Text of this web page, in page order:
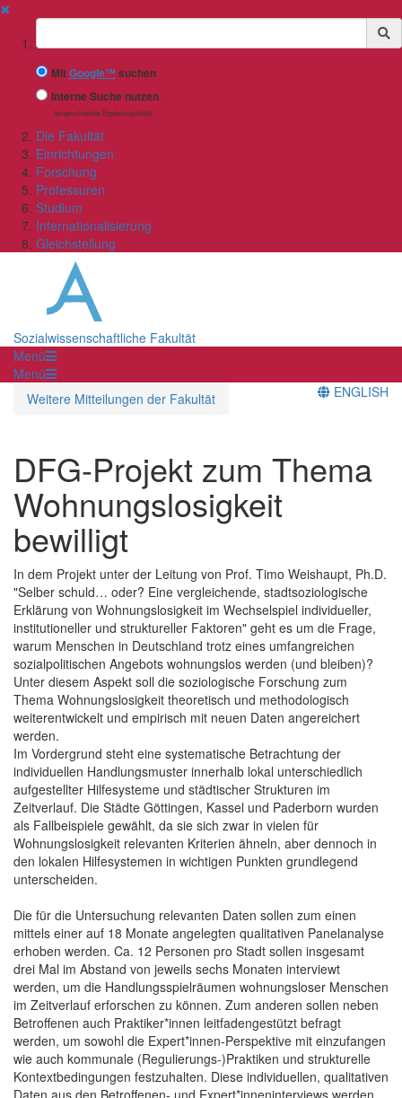
✖
Suchbegriff
MitGoogle™ suchen
Interne Suche nutzen
(eingeschränkte Ergebnisqualität)
Die Fakultät
Einrichtungen
Forschung
Professuren
Studium
Internationalisierung
Gleichstellung
Sozialwissenschaftliche Fakultät
Menü
Menü
Weitere Mitteilungen der Fakultät
ENGLISH
DFG-Projekt zum Thema
Wohnungslosigkeit
bewilligt
In dem Projekt unter der Leitung von Prof. Timo Weishaupt, Ph.D.
"Selber schuld… oder? Eine vergleichende, stadtsoziologische
Erklärung von Wohnungslosigkeit im Wechselspiel individueller,
institutioneller und struktureller Faktoren" geht es um die Frage,
warum Menschen in Deutschland trotz eines umfangreichen
sozialpolitischen Angebots wohnungslos werden (und bleiben)?
Unter diesem Aspekt soll die soziologische Forschung zum
Thema Wohnungslosigkeit theoretisch und methodologisch
weiterentwickelt und empirisch mit neuen Daten angereichert
werden.
Im Vordergrund steht eine systematische Betrachtung der
individuellen Handlungsmuster innerhalb lokal unterschiedlich
aufgestellter Hilfesysteme und städtischer Strukturen im
Zeitverlauf. Die Städte Göttingen, Kassel und Paderborn wurden
als Fallbeispiele gewählt, da sie sich zwar in vielen für
Wohnungslosigkeit relevanten Kriterien ähneln, aber dennoch in
den lokalen Hilfesystemen in wichtigen Punkten grundlegend
unterscheiden.
Die für die Untersuchung relevanten Daten sollen zum einen
mittels einer auf 18 Monate angelegten qualitativen Panelanalyse
erhoben werden. Ca. 12 Personen pro Stadt sollen insgesamt
drei Mal im Abstand von jeweils sechs Monaten interviewt
werden, um die Handlungsspielräumen wohnungsloser Menschen
im Zeitverlauf erforschen zu können. Zum anderen sollen neben
Betroffenen auch Praktiker*innen leitfadengestützt befragt
werden, um sowohl die Expert*innen-Perspektive mit einzufangen
wie auch kommunale (Regulierungs-)Praktiken und strukturelle
Kontextbedingungen festzuhalten. Diese individuellen, qualitativen
Daten aus den Betroffenen- und Expert*inneninterviews werden